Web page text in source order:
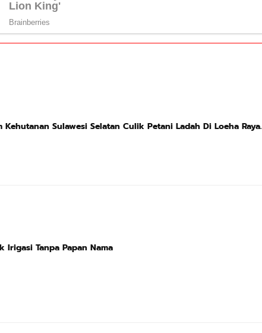
Tanpa Menunjukan Surat Penangkapan, Penegakan hukum Kehutanan Sulawesi Selatan Culik Petani Ladah Di Loeha Raya.
Irigasi Tanpa Papan Nama